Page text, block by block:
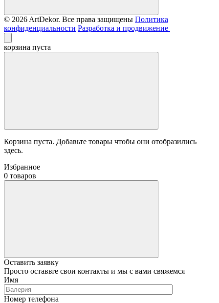
© 2026 ArtDekor. Все права защищены Политика
конфиденциальности Разработка и продвижение
корзина пуста
Корзина пуста. Добавьте товары чтобы они отобразились
здесь.
Избранное
0 товаров
Оставить заявку
Просто оставьте свои контакты и мы с вами свяжемся
Имя
Номер телефона